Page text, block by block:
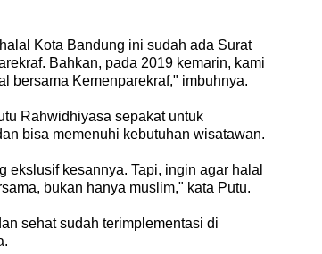
Kota Bandung ini sudah ada Surat
Bahkan, pada 2019 kemarin, kami
bersama Kemenparekraf," imbuhnya.
Rahwidhiyasa sepakat untuk
bisa memenuhi kebutuhan wisatawan.
kesannya. Tapi, ingin agar halal
bukan hanya muslim," kata Putu.
sehat sudah terimplementasi di